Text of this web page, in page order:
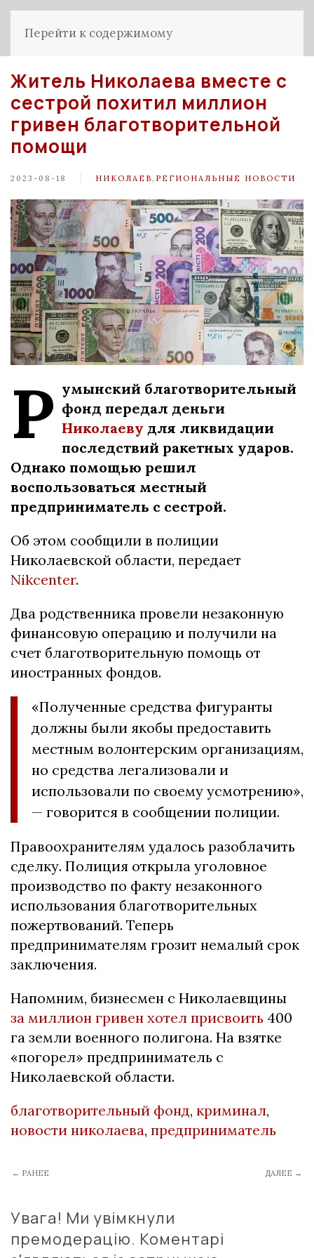
Перейти к содержимому
Житель Николаева вместе с
сестрой похитил миллион
гривен благотворительной
помощи
2023-08-18 НИКОЛАЕВ РЕГИОНАЛЬНЫЕ НОВОСТИ
Р умынский благотворительный
фонд передал деньги
Николаеву для ликвидации
последствий ракетных ударов.
Однако помощью решил
воспользоваться местный
предприниматель с сестрой.
Об этом сообщили в полиции
Николаевской области, передает
Nikcenter.
Два родственника провели незаконную
финансовую операцию и получили на
счет благотворительную помощь от
иностранных фондов.
«Полученные средства фигуранты
должны были якобы предоставить
местным волонтерским организациям,
но средства легализовали и
использовали по своему усмотрению»,
— говорится в сообщении полиции.
Правоохранителям удалось разоблачить
сделку. Полиция открыла уголовное
производство по факту незаконного
использования благотворительных
пожертвований. Теперь
предпринимателям грозит немалый срок
заключения.
Напомним, бизнесмен с Николаевщины
за миллион гривен хотел присвоить 400
га земли военного полигона. На взятке
«погорел» предприниматель с
Николаевской области.
благотворительный фонд, криминал,
новости николаева, предприниматель
← РАНЕЕ ДАЛЕЕ →
Увага! Ми увімкнули
премодерацію. Коментарі